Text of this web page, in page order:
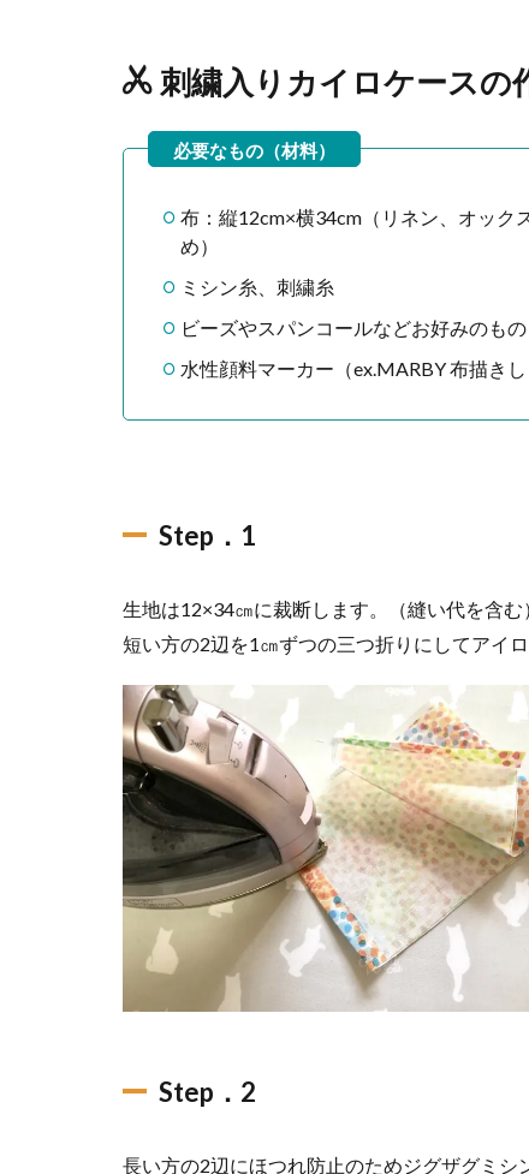
刺繍入りカイロケースの
布：縦12cm×横34cm（リネン、オック
め）
ミシン糸、刺繍糸
ビーズやスパンコールなどお好みのもの
水性顔料マーカー（ex.MARBY 布描きし
Step．1
生地は12×34㎝に裁断します。（縫い代を含む
短い方の2辺を1㎝ずつの三つ折りにしてアイ
Step．2
長い方の2辺にほつれ防止のためジグザグミシ